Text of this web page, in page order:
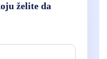
želite da